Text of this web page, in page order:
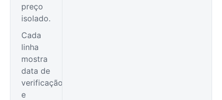
preço
isolado.
Cada
linha
mostra
data de
verificação
e